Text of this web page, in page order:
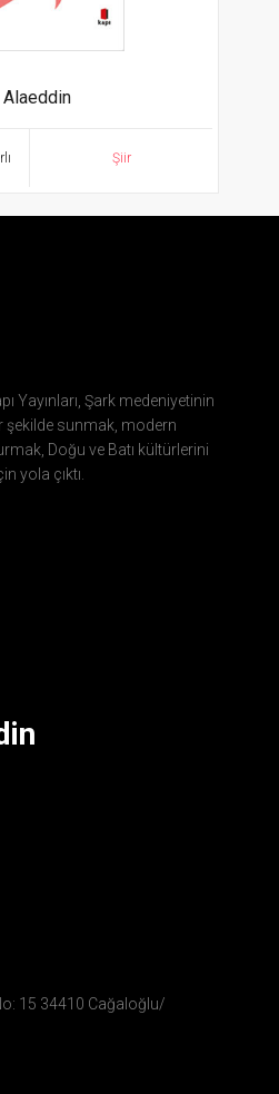
Şiir
Yayınları, Şark medeniyetinin
şekilde sunmak, modern
Doğu ve Batı kültürlerini
yola çıktı.
15 34410 Cağaloğlu/